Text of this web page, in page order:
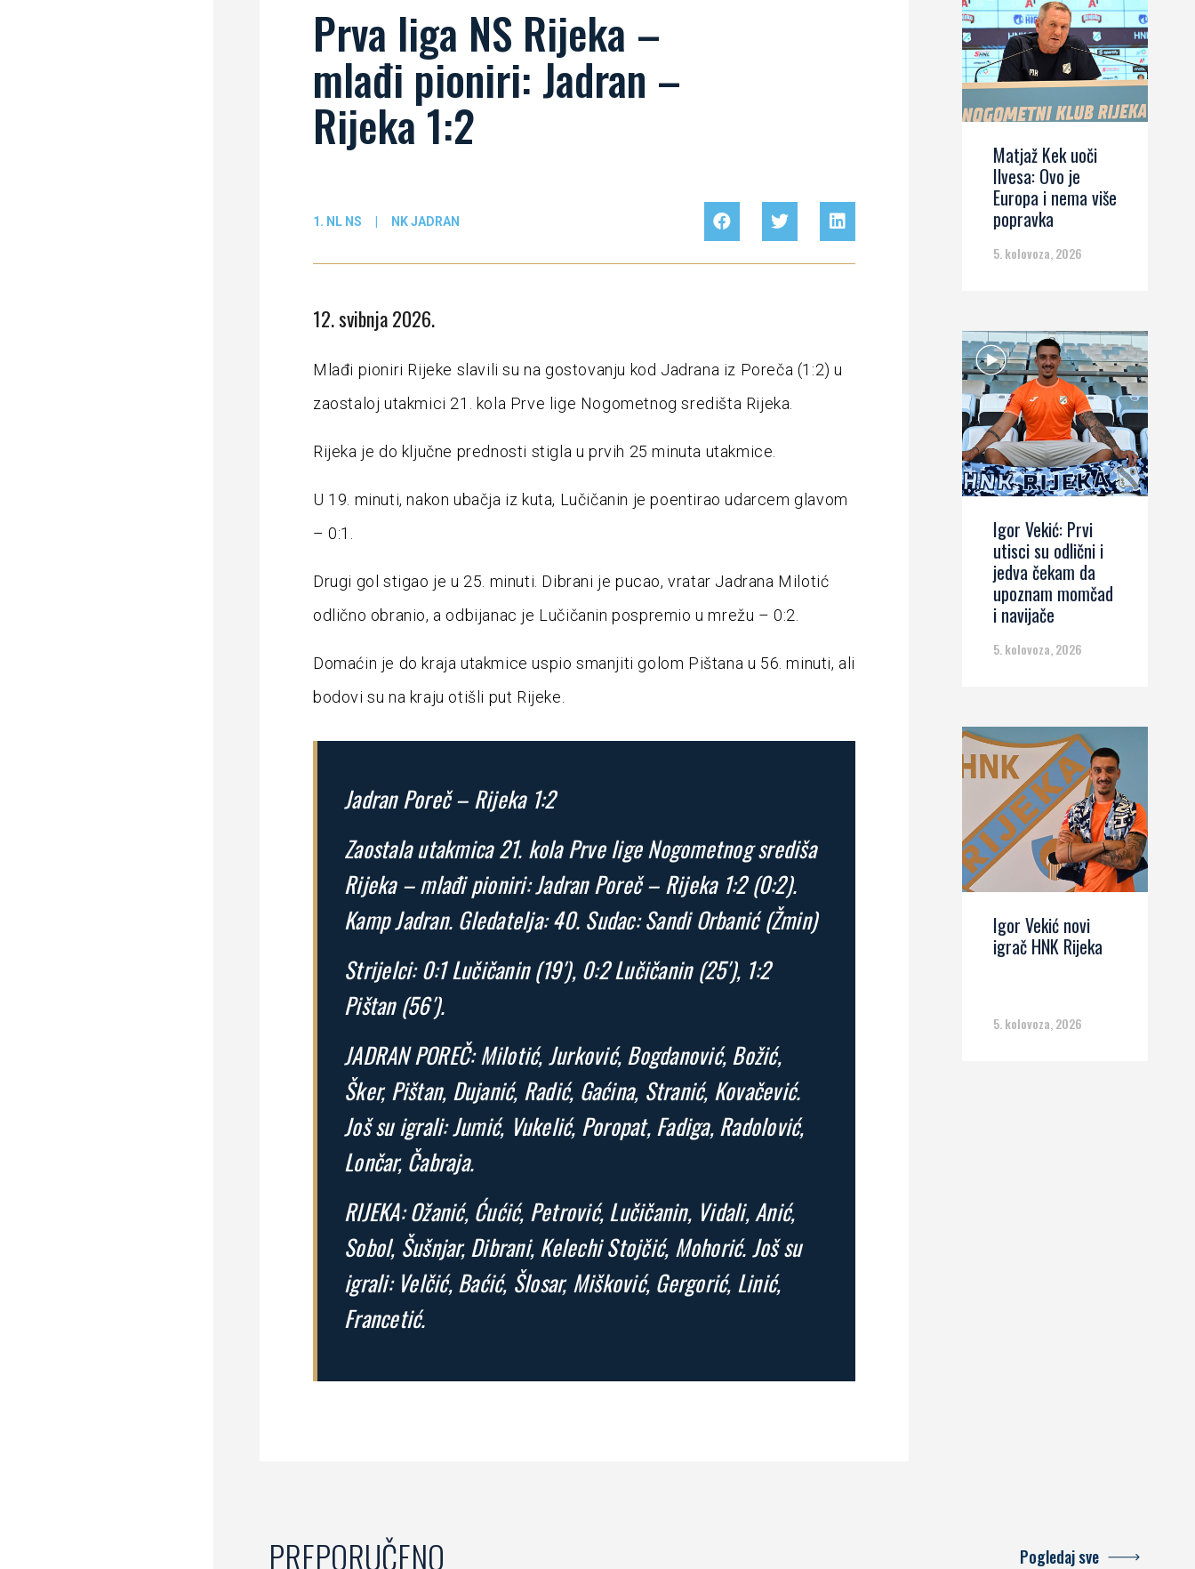
Prva liga NS Rijeka –
mlađi pioniri: Jadran –
Rijeka 1:2
1. NL NS NK JADRAN
12. svibnja 2026.
Mlađi pioniri Rijeke slavili su na gostovanju kod Jadrana iz Poreča (1:2) u
zaostaloj utakmici 21. kola Prve lige Nogometnog središta Rijeka.
Rijeka je do ključne prednosti stigla u prvih 25 minuta utakmice.
U 19. minuti, nakon ubačja iz kuta, Lučičanin je poentirao udarcem glavom
– 0:1.
Drugi gol stigao je u 25. minuti. Dibrani je pucao, vratar Jadrana Milotić
odlično obranio, a odbijanac je Lučičanin pospremio u mrežu – 0:2.
Domaćin je do kraja utakmice uspio smanjiti golom Pištana u 56. minuti, ali
bodovi su na kraju otišli put Rijeke.
Jadran Poreč – Rijeka 1:2
Zaostala utakmica 21. kola Prve lige Nogometnog središa
Rijeka – mlađi pioniri: Jadran Poreč – Rijeka 1:2 (0:2).
Kamp Jadran. Gledatelja: 40. Sudac: Sandi Orbanić (Žmin)
Strijelci: 0:1 Lučičanin (19′), 0:2 Lučičanin (25′), 1:2
Pištan (56′).
JADRAN POREČ: Milotić, Jurković, Bogdanović, Božić,
Šker, Pištan, Dujanić, Radić, Gaćina, Stranić, Kovačević.
Još su igrali: Jumić, Vukelić, Poropat, Fadiga, Radolović,
Lončar, Čabraja.
RIJEKA: Ožanić, Ćućić, Petrović, Lučičanin, Vidali, Anić,
Sobol, Šušnjar, Dibrani, Kelechi Stojčić, Mohorić. Još su
igrali: Velčić, Baćić, Šlosar, Mišković, Gergorić, Linić,
Francetić.
Matjaž Kek uoči
Ilvesa: Ovo je
Europa i nema više
popravka
5. kolovoza, 2026
Igor Vekić: Prvi
utisci su odlični i
jedva čekam da
upoznam momčad
i navijače
5. kolovoza, 2026
Igor Vekić novi
igrač HNK Rijeka
5. kolovoza, 2026
PREPORUČENO Pogledaj sve